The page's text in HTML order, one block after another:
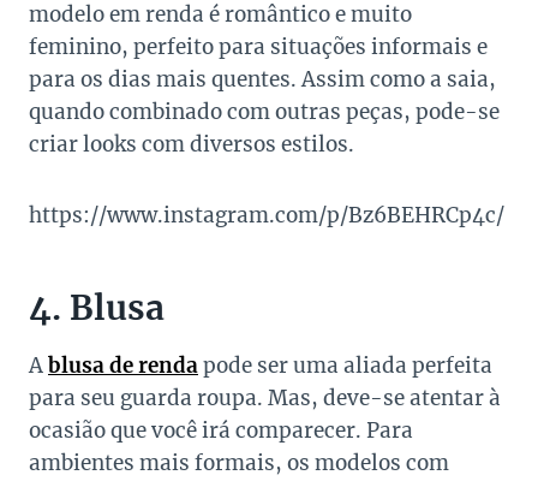
modelo em renda é romântico e muito
feminino, perfeito para situações informais e
para os dias mais quentes. Assim como a saia,
quando combinado com outras peças, pode-se
criar looks com diversos estilos.
https://www.instagram.com/p/Bz6BEHRCp4c/
4. Blusa
Ablusa de rendapode ser uma aliada perfeita
para seu guarda roupa. Mas, deve-se atentar à
ocasião que você irá comparecer. Para
ambientes mais formais, os modelos com